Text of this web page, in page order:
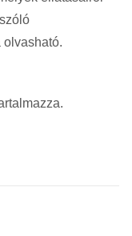
olvasható.